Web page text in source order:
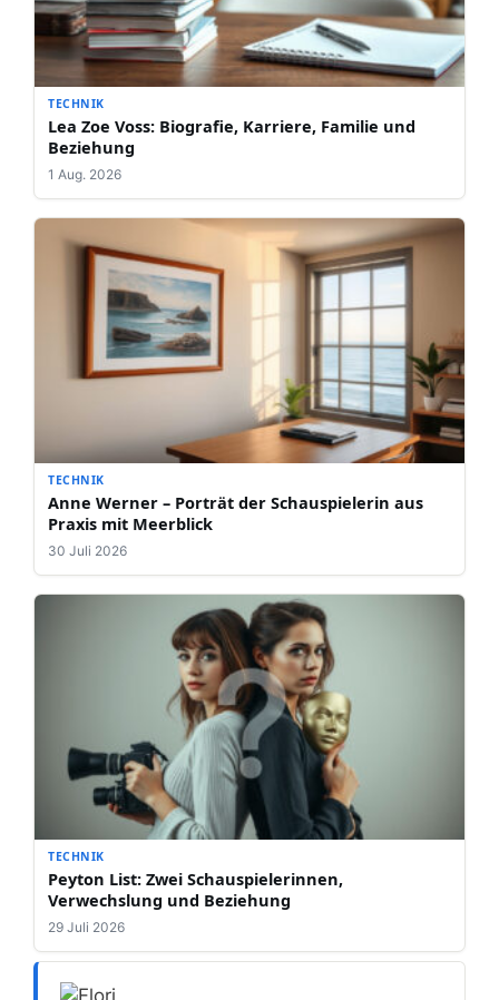
TECHNIK
Lea Zoe Voss: Biografie, Karriere, Familie und
Beziehung
1 Aug. 2026
TECHNIK
Anne Werner – Porträt der Schauspielerin aus
Praxis mit Meerblick
30 Juli 2026
TECHNIK
Peyton List: Zwei Schauspielerinnen,
Verwechslung und Beziehung
29 Juli 2026